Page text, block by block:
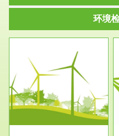
环境
服务范围
环保竣工验收
根据《建设项目环境保护管理条
例》第十七条 编制环境影响报